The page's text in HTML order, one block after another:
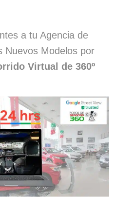
a tu Agencia de
Nuevos Modelos por
Virtual de 360º